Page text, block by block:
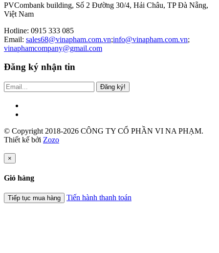
PVCombank building, Số 2 Đường 30/4, Hải Châu, TP Đà Nẵng,
Việt Nam
Hotline: 0915 333 085
Email: sales68@vinapham.com.vn;info@vinapham.com.vn;
vinaphamcompany@gmail.com
Đăng ký nhận tin
Đăng ký!
© Copyright 2018-2026 CÔNG TY CỔ PHẦN VI NA PHẠM.
Thiết kế bởi Zozo
×
Giỏ hàng
Tiếp tục mua hàng Tiến hành thanh toán